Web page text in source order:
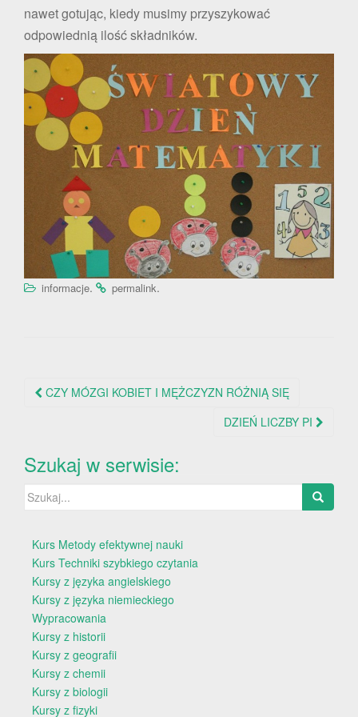
nawet gotując, kiedy musimy przyszykować
odpowiednią ilość składników.
informacje. permalink.
Nawigacja
CZY MÓZGI KOBIET I MĘŻCZYZN RÓŻNIĄ SIĘ
DZIEŃ LICZBY PI
Szukaj w serwisie:
Szukaj:
Kurs Metody efektywnej nauki
Kurs Techniki szybkiego czytania
Kursy z języka angielskiego
Kursy z języka niemieckiego
Wypracowania
Kursy z historii
Kursy z geografii
Kursy z chemii
Kursy z biologii
Kursy z fizyki